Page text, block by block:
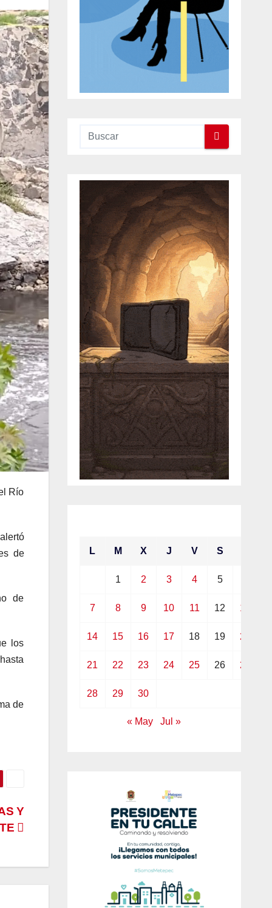
Río
de
de
los
de
Y
L M X J V S
1 2 3 4 5
7 8 9 10 11 12 13
14 15 16 17 18 19 20
21 22 23 24 25 26 27
28 29 30
« May Jul »